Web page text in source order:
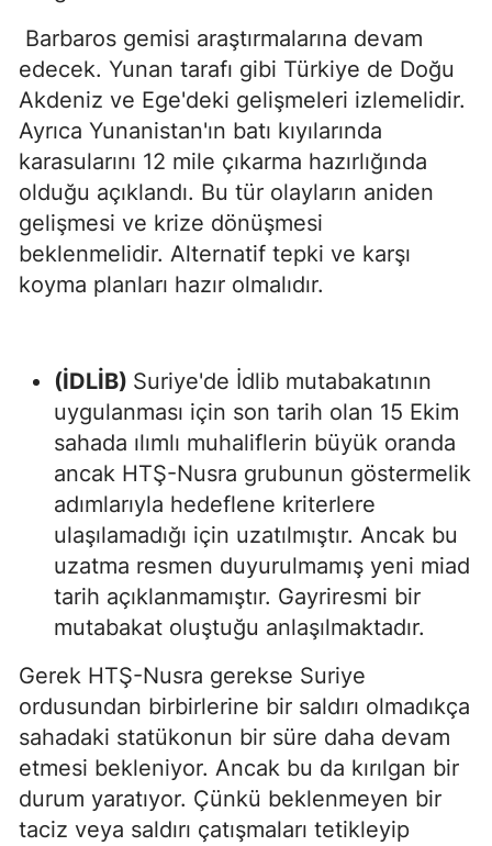
Barbaros gemisi araştırmalarına devam
edecek. Yunan tarafı gibi Türkiye de Doğu
Akdeniz ve Ege'deki gelişmeleri izlemelidir.
Ayrıca Yunanistan'ın batı kıyılarında
karasularını 12 mile çıkarma hazırlığında
olduğu açıklandı. Bu tür olayların aniden
gelişmesi ve krize dönüşmesi
beklenmelidir. Alternatif tepki ve karşı
koyma planları hazır olmalıdır.
(İDLİB) Suriye'de İdlib mutabakatının
uygulanması için son tarih olan 15 Ekim
sahada ılımlı muhaliflerin büyük oranda
ancak HTŞ-Nusra grubunun göstermelik
adımlarıyla hedeflene kriterlere
ulaşılamadığı için uzatılmıştır. Ancak bu
uzatma resmen duyurulmamış yeni miad
tarih açıklanmamıştır. Gayriresmi bir
mutabakat oluştuğu anlaşılmaktadır.
Gerek HTŞ-Nusra gerekse Suriye
ordusundan birbirlerine bir saldırı olmadıkça
sahadaki statükonun bir süre daha devam
etmesi bekleniyor. Ancak bu da kırılgan bir
durum yaratıyor. Çünkü beklenmeyen bir
taciz veya saldırı çatışmaları tetikleyip